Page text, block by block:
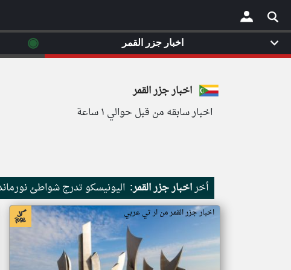
×
اخبار جزر القمر
اخبار سابقه من قبل حوالي ١ ساعة
أخراخبار جزر القمر: اليونيسكو تدرج شواطئ
اخبار جزر القمر من ار تي عربي
اخبار جزر القمر ◉